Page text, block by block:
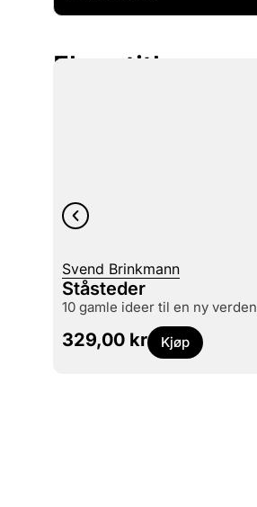
Flere titler
Svend Brinkmann
Ståsteder
10 gamle ideer til en ny verden
329,00 kr Kjøp